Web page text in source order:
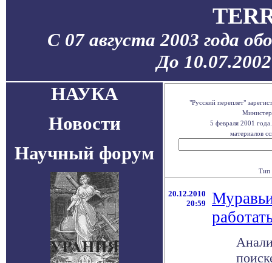
С 07 августа 2003 года
До
НАУКА
Новости
Научный форум
"Русский переплет"
5 февраля 2001
материалов
Тип
20.12.2010
20:59